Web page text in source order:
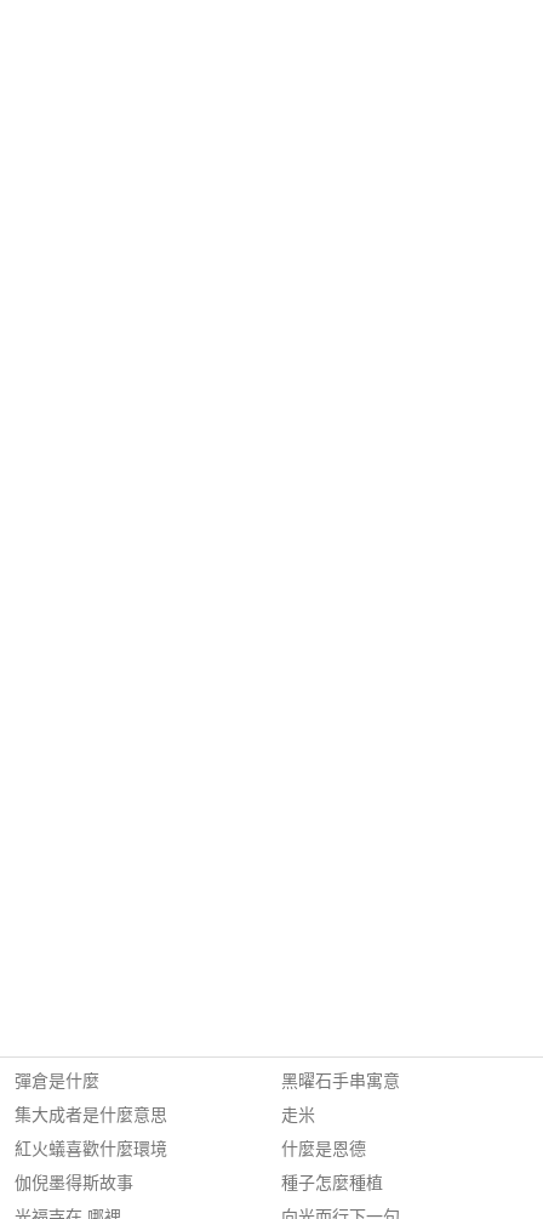
彈倉是什麼
集大成者是什麼意思
紅火蟻喜歡什麼環境
伽倪墨得斯故事
黑曜石手串寓意
走米
什麼是恩德
種子怎麼種植